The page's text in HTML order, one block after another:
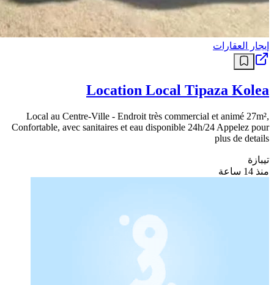
إيجار العقارات
Location Local Tipaza Kolea
Local au Centre-Ville - Endroit très commercial et animé 27m²,
Confortable, avec sanitaires et eau disponible 24h/24 Appelez pour
plus de details
تيبازة
منذ 14 ساعة